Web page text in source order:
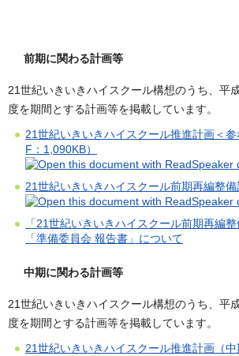
前期に関わる計画等
21世紀いきいきハイスクール構想のうち、平
度を期間とする計画等を掲載しています。
21世紀いきいきハイスクール推進計画＜
F：1,090KB）
21世紀いきいきハイスクール前期再編整備
「21世紀いきいきハイスクール前期再編
「準備委員会 報告書」について
中期に関わる計画等
21世紀いきいきハイスクール構想のうち、平
度を期間とする計画等を掲載しています。
21世紀いきいきハイスクール推進計画（